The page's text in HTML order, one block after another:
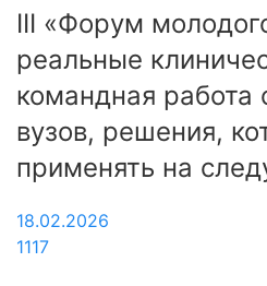
III «Форум
реальные
командная работа
вузов, решения,
применять на
18.02.2026
1117